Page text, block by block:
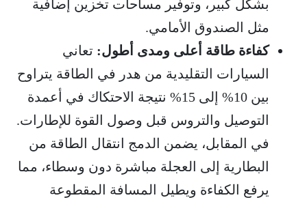
بشكل كبير، وتوفير مساحات تخزين إضافية
مثل الصندوق الأمامي.
كفاءة طاقة أعلى ومدى أطول: تعاني
السيارات التقليدية من هدر في الطاقة يتراوح
بين 10% إلى 15% نتيجة الاحتكاك في أعمدة
التوصيل والتروس قبل وصول القوة للإطارات.
في المقابل، يضمن الدمج انتقال الطاقة من
البطارية إلى العجلة مباشرة دون وسطاء، مما
يرفع الكفاءة ويطيل المسافة المقطوعة